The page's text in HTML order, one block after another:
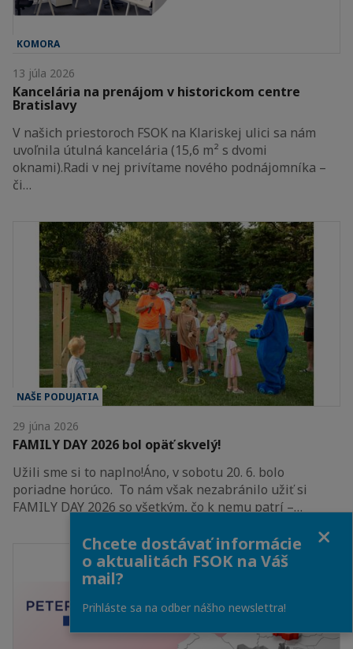
KOMORA
13 júla 2026
Kancelária na prenájom v historickom centre
Bratislavy
V našich priestoroch FSOK na Klariskej ulici sa nám
uvoľnila útulná kancelária (15,6 m² s dvomi
oknami).Radi v nej privítame nového podnájomníka –
či…
NAŠE PODUJATIA
29 júna 2026
FAMILY DAY 2026 bol opäť skvelý!
Užili sme si to naplno!Áno, v sobotu 20. 6. bolo
poriadne horúco. To nám však nezabránilo užiť si
FAMILY DAY 2026 so všetkým, čo k nemu patrí –…
Chcete dostávať informácie
o aktualitách FSOK na Váš
mail?
Prihláste sa na odber nášho newslettra!